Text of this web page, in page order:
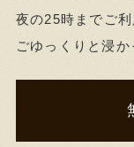
夜の25時までご
ごゆっくりと浸か